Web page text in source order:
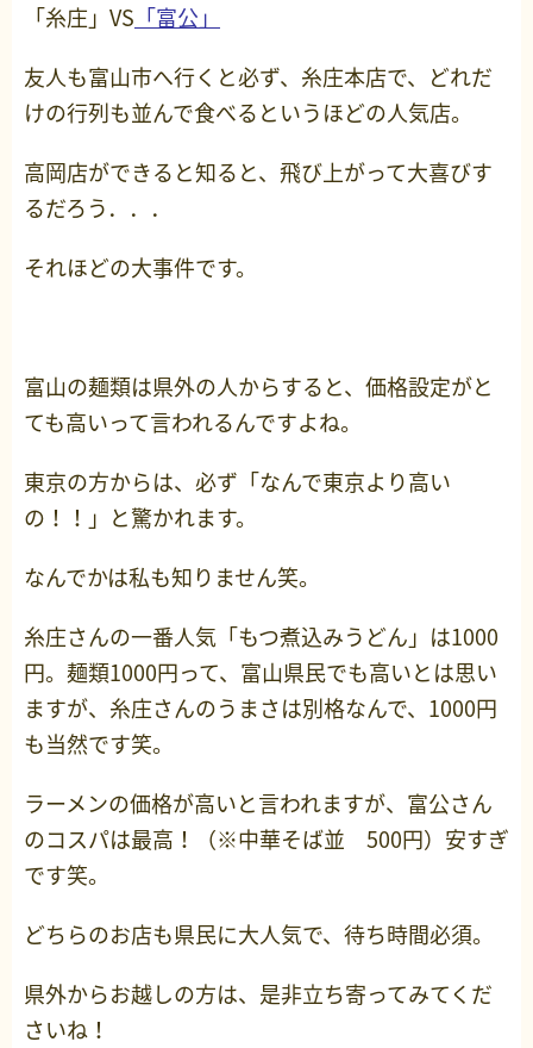
「糸庄」VS 「富公」
友人も富山市へ行くと必ず、糸庄本店で、どれだ
けの行列も並んで食べるというほどの人気店。
高岡店ができると知ると、飛び上がって大喜びす
るだろう．．．
それほどの大事件です。
富山の麺類は県外の人からすると、価格設定がと
ても高いって言われるんですよね。
東京の方からは、必ず「なんで東京より高い
の！！」と驚かれます。
なんでかは私も知りません笑。
糸庄さんの一番人気「もつ煮込みうどん」は1000
円。麺類1000円って、富山県民でも高いとは思い
ますが、糸庄さんのうまさは別格なんで、1000円
も当然です笑。
ラーメンの価格が高いと言われますが、富公さん
のコスパは最高！（※中華そば並 500円）安すぎ
です笑。
どちらのお店も県民に大人気で、待ち時間必須。
県外からお越しの方は、是非立ち寄ってみてくだ
さいね！